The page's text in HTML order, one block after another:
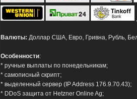
Валюты: Доллар США, Евро, Гривна, Рубль,
Особенности:
* ручные выплаты по понедельникам;
* самописный скрипт;
* выделенный сервер (IP Address 176.9.70.43);
* DDoS защита от Hetzner Online Ag;